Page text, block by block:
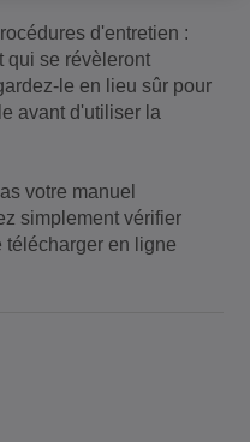
d'entretien :
qui se révèleront
le en lieu sûr pour
avant d'utiliser la
votre manuel
simplement vérifier
en ligne